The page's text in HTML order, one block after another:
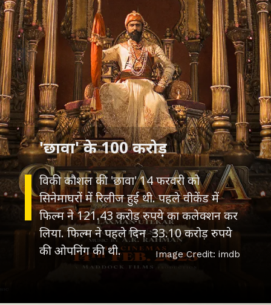
विकी कौशल की 'छावा' 14 फरवरी को
सिनेमाघरों में रिलीज हुई थी. पहले वीकेंड में
फिल्म ने 121.43 करोड़ रुपये का कलेक्शन कर
लिया. फिल्म ने पहले दिन 33.10 करोड़ रुपये
की ओपनिंग की थी.
'छावा' के 100 करोड़
Image Credit: imdb